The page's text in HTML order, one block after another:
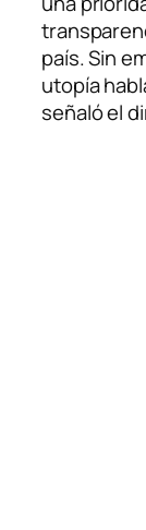
país. Sin
utopía
señaló el